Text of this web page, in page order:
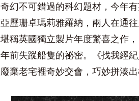
奇幻不可錯過的科幻題材，今年
亞歷珊卓瑪莉雅羅納，兩人在通
堪稱英國獨立製片年度驚喜之作
年前失蹤船隻的祕密。《找我經
廢棄老宅裡奇妙交會，巧妙拼湊